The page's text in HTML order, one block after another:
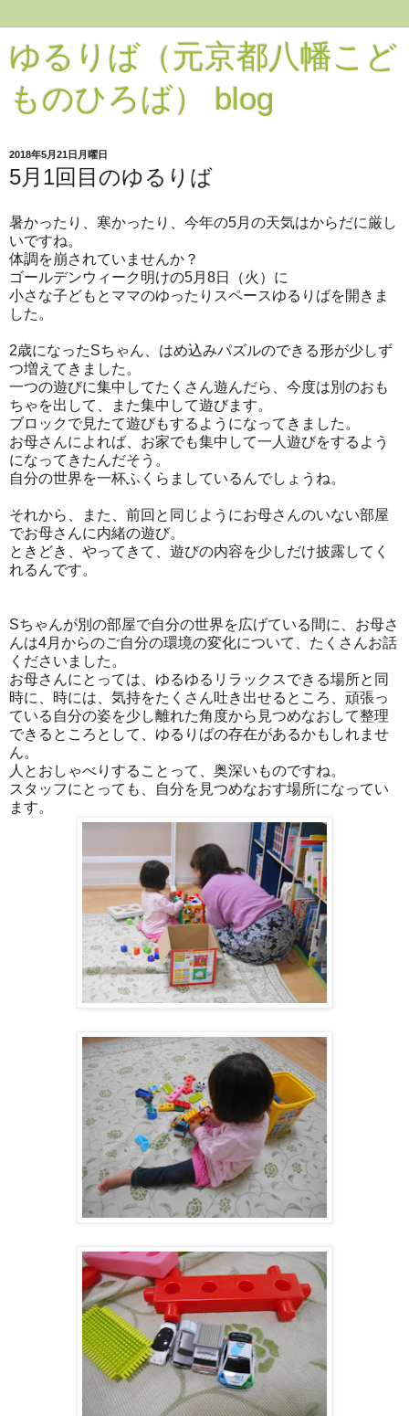
ゆるりば（元京都八幡こど
ものひろば） blog
2018年5月21日月曜日
5月1回目のゆるりば
暑かったり、寒かったり、今年の5月の天気はからだに厳し
いですね。
体調を崩されていませんか？
ゴールデンウィーク明けの5月8日（火）に
小さな子どもとママのゆったりスペースゆるりばを開きま
した。
2歳になったSちゃん、はめ込みパズルのできる形が少しず
つ増えてきました。
一つの遊びに集中してたくさん遊んだら、今度は別のおも
ちゃを出して、また集中して遊びます。
ブロックで見たて遊びもするようになってきました。
お母さんによれば、お家でも集中して一人遊びをするよう
になってきたんだそう。
自分の世界を一杯ふくらましているんでしょうね。
それから、また、前回と同じようにお母さんのいない部屋
でお母さんに内緒の遊び。
ときどき、やってきて、遊びの内容を少しだけ披露してく
れるんです。
Sちゃんが別の部屋で自分の世界を広げている間に、お母さ
んは4月からのご自分の環境の変化について、たくさんお話
くださいました。
お母さんにとっては、ゆるゆるリラックスできる場所と同
時に、時には、気持をたくさん吐き出せるところ、頑張っ
ている自分の姿を少し離れた角度から見つめなおして整理
できるところとして、ゆるりばの存在があるかもしれませ
ん。
人とおしゃべりすることって、奥深いものですね。
スタッフにとっても、自分を見つめなおす場所になってい
ます。